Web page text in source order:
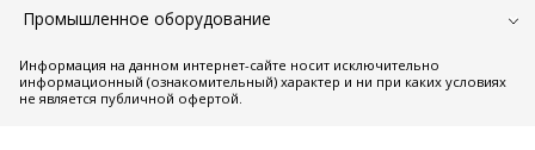
Промышленное оборудование
Информация на данном интернет-сайте носит исключительно
информационный (ознакомительный) характер и ни при каких условиях
не является публичной офертой.